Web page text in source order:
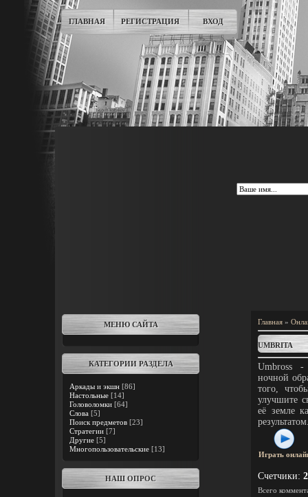
ГЛАВНАЯ РЕГИСТРАЦИЯ ВХОД
МЕНЮ САЙТА
КАТЕГОРИИ РАЗДЕЛА
Аркады и экшн [86]
Настольные [14]
Головоломки [64]
Слова [5]
Поиск предметов [23]
Стратегии [7]
Другие [5]
Многопользовательские [13]
НАШ ОПРОС
Главная »
UMBRITA
Umbross
ночной
того,
улучшите
её земле
Играть
Счетчики:
Всего